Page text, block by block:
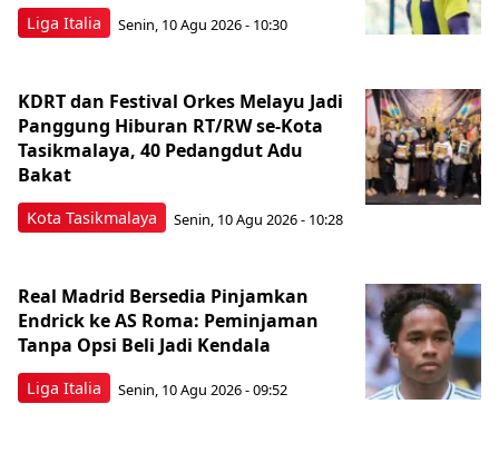
Liga Italia Senin, 10 Agu 2026 - 10:30
Kota Tasikmalaya
KDRT dan Festival Orkes Melayu Jadi
Panggung Hiburan RT/RW se-Kota
Tasikmalaya, 40 Pedangdut Adu
Bakat
Senin, 10 Agu 2026 - 10:28
Liga Italia
Real Madrid Bersedia Pinjamkan
Endrick ke AS Roma: Peminjaman
Tanpa Opsi Beli Jadi Kendala
Senin, 10 Agu 2026 - 09:52